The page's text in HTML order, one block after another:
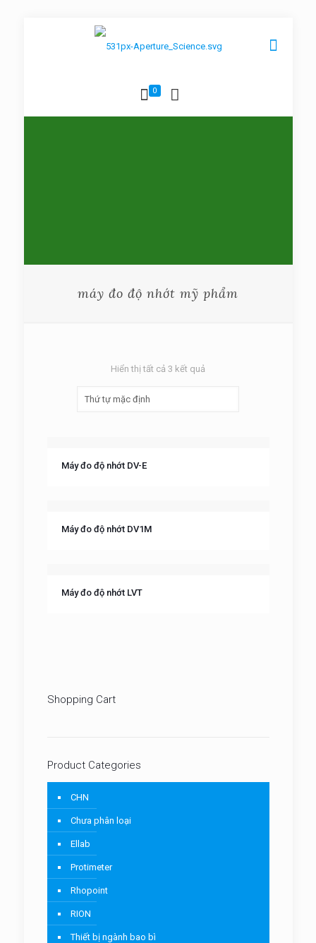
0
máy đo độ nhớt mỹ phẩm
Hiển thị tất cả 3 kết quả
Máy đo độ nhớt DV-E
Máy đo độ nhớt DV1M
Máy đo độ nhớt LVT
Shopping Cart
Product Categories
CHN
Chưa phân loại
Ellab
Protimeter
Rhopoint
RION
Thiết bị ngành bao bì